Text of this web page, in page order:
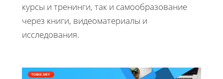
курсы и тренинги, так и самообразование
через книги, видеоматериалы и
исследования.